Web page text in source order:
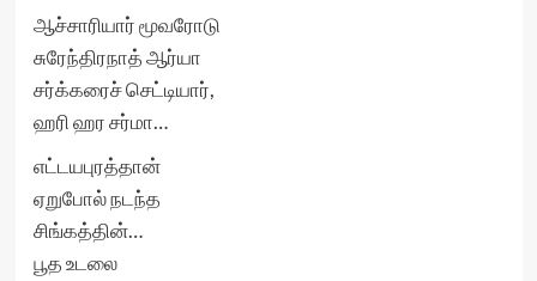
ஆச்சாரியார் மூவரோடு
சுரேந்திரநாத் ஆர்யா
சர்க்கரைச் செட்டியார்,
ஹரி ஹர சர்மா…
எட்டயபுரத்தான்
ஏறுபோல் நடந்த
சிங்கத்தின்…
பூத உடலை